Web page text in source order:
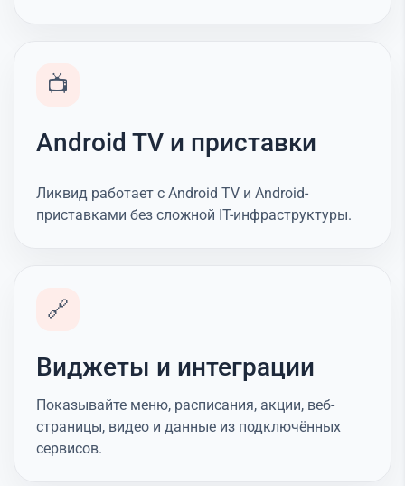
📺
Android TV и приставки
Ликвид работает с Android TV и Android-
приставками без сложной IT-инфраструктуры.
🔗
Виджеты и интеграции
Показывайте меню, расписания, акции, веб-
страницы, видео и данные из подключённых
сервисов.